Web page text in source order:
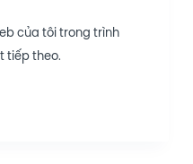
của tôi trong trình
tiếp theo.